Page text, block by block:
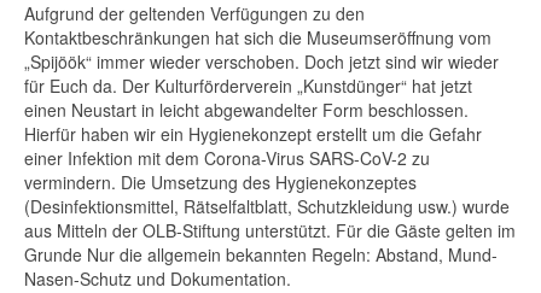
Aufgrund der geltenden Verfügungen zu den
Kontaktbeschränkungen hat sich die Museumseröffnung vom
„Spijöök“ immer wieder verschoben. Doch jetzt sind wir wieder
für Euch da. Der Kulturförderverein „Kunstdünger“ hat jetzt
einen Neustart in leicht abgewandelter Form beschlossen.
Hierfür haben wir ein Hygienekonzept erstellt um die Gefahr
einer Infektion mit dem Corona-Virus SARS-CoV-2 zu
vermindern. Die Umsetzung des Hygienekonzeptes
(Desinfektionsmittel, Rätselfaltblatt, Schutzkleidung usw.) wurde
aus Mitteln der OLB-Stiftung unterstützt. Für die Gäste gelten im
Grunde Nur die allgemein bekannten Regeln: Abstand, Mund-
Nasen-Schutz und Dokumentation.